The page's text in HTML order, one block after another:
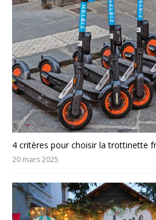
4 critères pour choisir la trottinette
20 mars 2025